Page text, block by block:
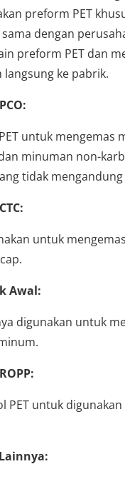
preform PET
dengan
preform PET dan
ke pabrik.
untuk mengemas
minuman non-
tidak
untuk
Awal:
digunakan untuk
PET untuk